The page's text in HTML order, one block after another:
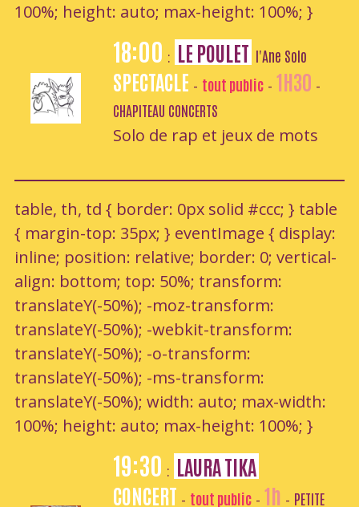
100%; height: auto; max-height: 100%; }
18:00 : LE POULET l'Ane Solo
SPECTACLE - tout public- 1H30 -
CHAPITEAU CONCERTS
Solo de rap et jeux de mots
table, th, td { border: 0px solid #ccc; } table
{ margin-top: 35px; } eventImage { display:
inline; position: relative; border: 0; vertical-
align: bottom; top: 50%; transform:
translateY(-50%); -moz-transform:
translateY(-50%); -webkit-transform:
translateY(-50%); -o-transform:
translateY(-50%); -ms-transform:
translateY(-50%); width: auto; max-width:
100%; height: auto; max-height: 100%; }
19:30 : LAURA TIKA
CONCERT - tout public- 1h - PETITE